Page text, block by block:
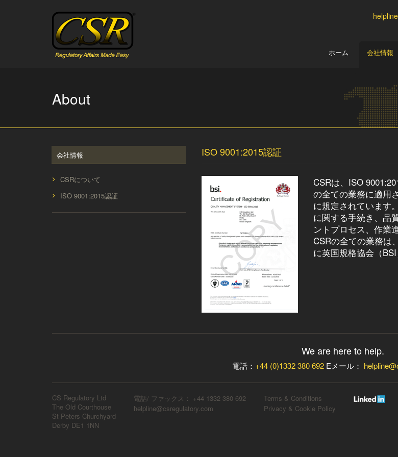
ホーム 会社情報
About
会社情報
CSRについて
ISO 9001:2015認証
ISO 9001:2015認証
CSRは、ISO
の全ての業務に適用
に規定されています
に関する手続き、品
ントプロセス、作業
CSRの全ての業務は
に英国規格協会（
We are here to help.
電話： +44 (0)1332 380 692Eメール：
CS Regulatory Ltd
The Old Courthouse
St Peters Churchyard
Derby DE1 1NN
電話/ ファックス： +44 1332 380 692
helpline@csregulatory.com
Terms & Conditions
Privacy & Cookie Policy